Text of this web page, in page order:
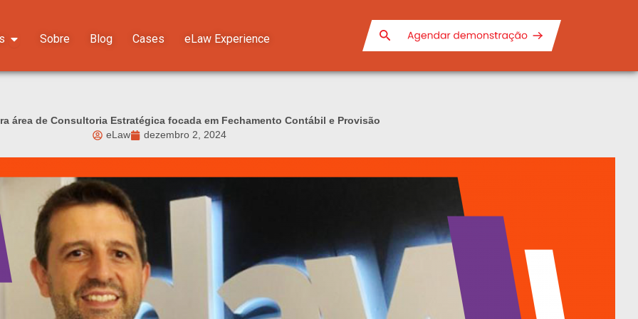
Abrir Soluções
Sobre Blog Cases eLaw Experience
área de Consultoria Estratégica focada em Fechamento Contábil e Provisão
eLaw
dezembro 2, 2024